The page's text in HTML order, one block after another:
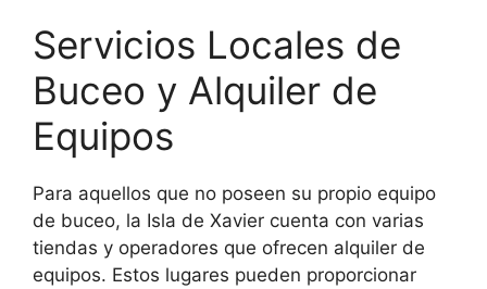
Servicios Locales de
Buceo y Alquiler de
Equipos
Para aquellos que no poseen su propio equipo
de buceo, la Isla de Xavier cuenta con varias
tiendas y operadores que ofrecen alquiler de
equipos. Estos lugares pueden proporcionar